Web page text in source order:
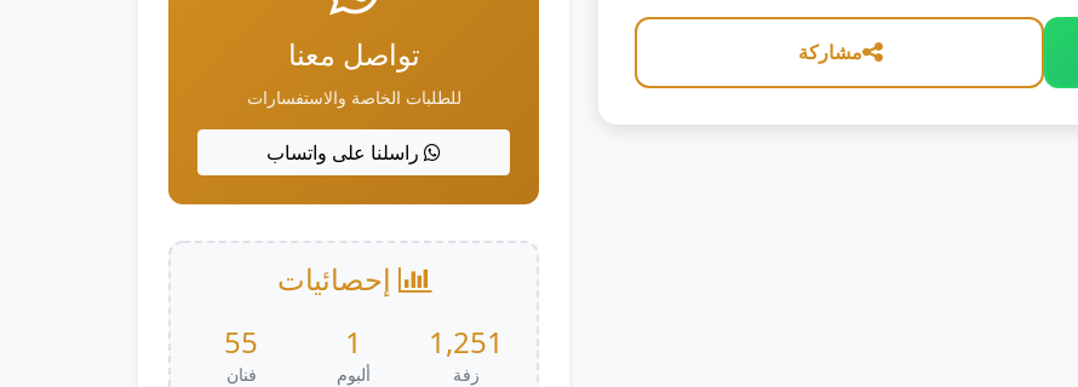
مشاركة تواصل معنا
للطلبات الخاصة والاستفسارات
راسلنا على واتساب
إحصائيات
1,251
زفة
1
ألبوم
55
فنان